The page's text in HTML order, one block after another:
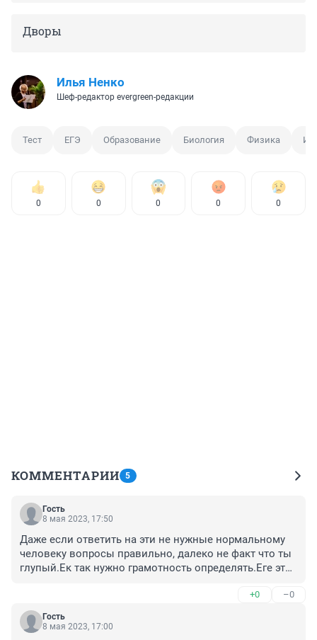
Дворы
Илья Ненко
Шеф-редактор evergreen-редакции
Тест ЕГЭ Образование Биология Физика
0 0 0 0 0
КОММЕНТАРИИ 5
Гость
8 мая 2023, 17:50
Даже если ответить на эти не нужные нормальному
человеку вопросы правильно, далеко не факт что ты
глупый.Ек так нужно грамотность определять.Еге это
+0 –0
Гость
8 мая 2023, 17:00